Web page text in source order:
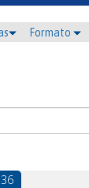
Formato